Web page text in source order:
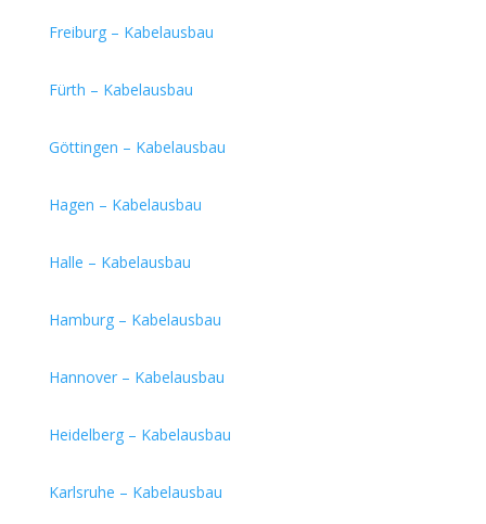
Freiburg – Kabelausbau
Fürth – Kabelausbau
Göttingen – Kabelausbau
Hagen – Kabelausbau
Halle – Kabelausbau
Hamburg – Kabelausbau
Hannover – Kabelausbau
Heidelberg – Kabelausbau
Karlsruhe – Kabelausbau